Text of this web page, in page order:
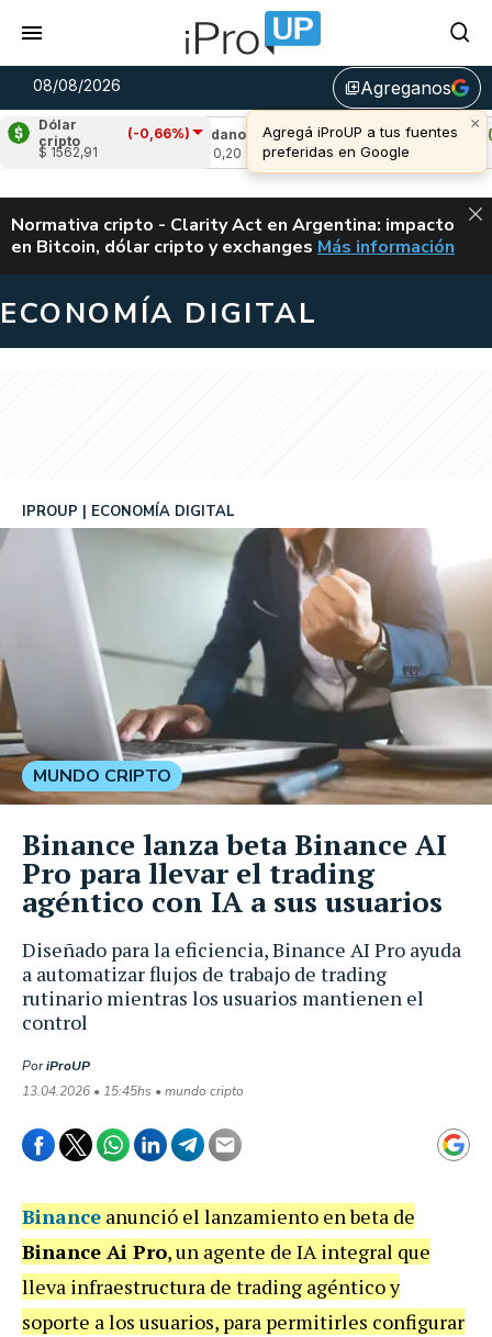
08/08/2026 library_addAgreganos
×
Agregá iProUP a tus fuentes
preferidas en Google
Dólar
cripto
(-0,66%)
$ 1562,91
Cardano
(-0,15%)
Avalanche
u$s 6,43
ALERTA
Normativa cripto - Clarity Act en Argentina: impacto
en Bitcoin, dólar cripto y exchanges CLARITY ACT EN
Más información
ECONOMÍA DIGITAL
Diseñado para la eficiencia, Binance AI Pro ayuda
a automatizar flujos de trabajo de trading
rutinario mientras los usuarios mantienen el
control
IPROUP ECONOMÍA DIGITAL
PoriProUP
13.04.2026 • 15:45hs • mundo cripto
MUNDO CRIPTO
Binance lanza beta Binance AI
Pro para llevar el trading
agéntico con IA a sus usuarios
Binance anunció el lanzamiento en beta de
Binance Ai Pro, un agente de IA integral que
lleva infraestructura de trading agéntico y
soporte a los usuarios, para permitirles configurar